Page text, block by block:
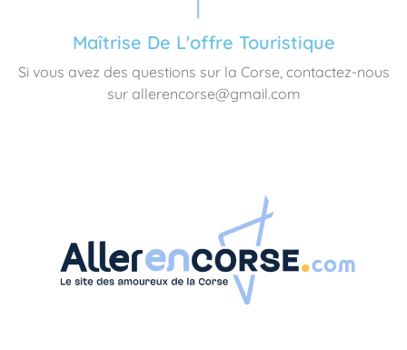
Maîtrise De L'offre Touristique
Si vous avez des questions sur la Corse, contactez-nous
sur allerencorse@gmail.com